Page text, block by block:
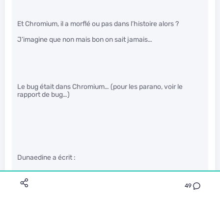
49
Et Chromium, il a morflé ou pas dans l’histoire alors ?
J’imagine que non mais bon on sait jamais…
Le bug était dans Chromium… (pour les parano, voir le
rapport de bug…)
Dunaedine a écrit :